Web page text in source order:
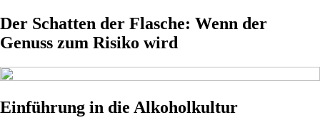
Der Schatten der Flasche: Wenn der
Genuss zum Risiko wird
Einführung in die Alkoholkultur